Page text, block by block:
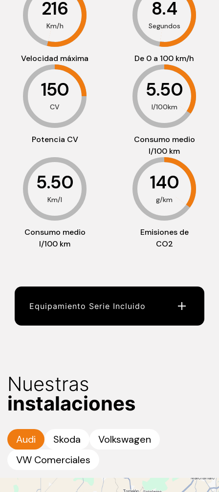
216
Km/h
Velocidad máxima
8.4
Segundos
De 0 a 100 km/h
150
CV
Potencia CV
5.50
l/100km
Consumo medio
l/100 km
5.50
Km/l
Consumo medio
l/100 km
140
g/km
Emisiones de
CO2
Equipamiento Serie Incluido
Nuestras
instalaciones
Audi Skoda
Volkswagen
VW Comerciales